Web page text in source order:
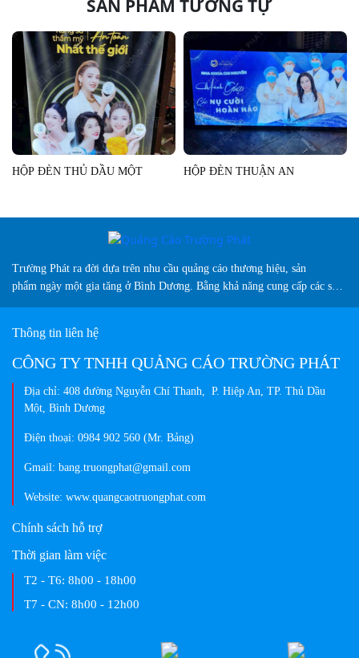
SẢN PHẨM TƯƠNG TỰ
HỘP ĐÈN THỦ DẦU MỘT HỘP ĐÈN THUẬN AN
Trường Phát ra đời dựa trên nhu cầu quảng cáo thương hiệu, sản
phẩm ngày một gia tăng ở Bình Dương. Bằng khả năng cung cấp các sản
Thông tin liên hệ
CÔNG TY TNHH QUẢNG CÁO TRƯỜNG PHÁT
Địa chỉ: 408 đường Nguyễn Chí Thanh, P. Hiệp An, TP. Thủ Dầu
Một, Bình Dương
Điện thoại: 0984 902 560 (Mr. Bảng)
Gmail: bang.truongphat@gmail.com
Website: www.quangcaotruongphat.com
Chính sách hỗ trợ
Thời gian làm việc
T2 - T6: 8h00 - 18h00
T7 - CN: 8h00 - 12h00